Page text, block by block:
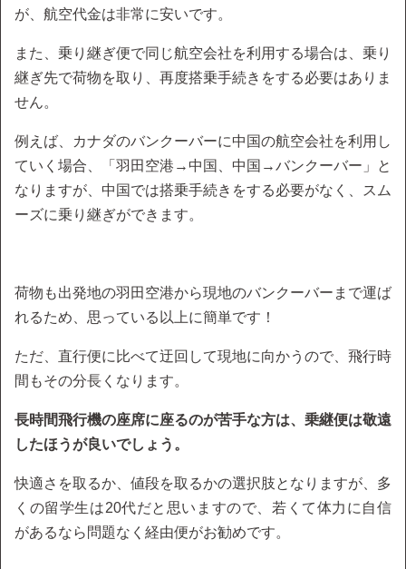
が、航空代金は非常に安いです。
また、乗り継ぎ便で同じ航空会社を利用する場合は、乗り
継ぎ先で荷物を取り、再度搭乗手続きをする必要はありま
せん。
例えば、カナダのバンクーバーに中国の航空会社を利用し
ていく場合、「羽田空港→中国、中国→バンクーバー」と
なりますが、中国では搭乗手続きをする必要がなく、スム
ーズに乗り継ぎができます。
荷物も出発地の羽田空港から現地のバンクーバーまで運ば
れるため、思っている以上に簡単です！
ただ、直行便に比べて迂回して現地に向かうので、飛行時
間もその分長くなります。
長時間飛行機の座席に座るのが苦手な方は、乗継便は敬遠
したほうが良いでしょう。
快適さを取るか、値段を取るかの選択肢となりますが、多
くの留学生は20代だと思いますので、若くて体力に自信
があるなら問題なく経由便がお勧めです。